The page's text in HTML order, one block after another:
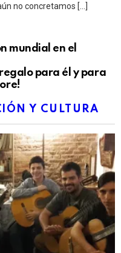
no concretamos […]
mundial en el
para él y para
Y CULTURA